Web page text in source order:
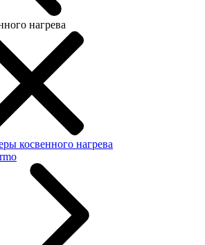
нагрева
косвенного нагрева